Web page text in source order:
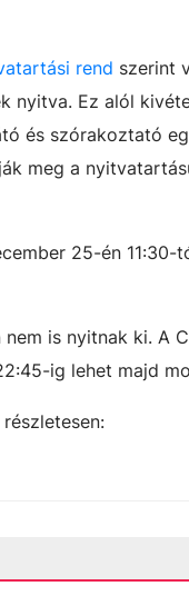
rend szerint
nyitva. Ez alól
és szórakoztató
meg a
25-én 11:30-
is nyitnak ki. A
ig lehet majd